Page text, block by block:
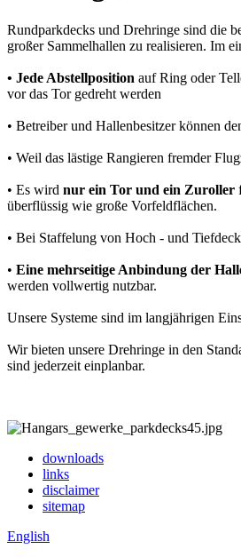
Rundparkdecks und Drehringe sind die
großer Sammelhallen zu realisieren. Im
• Jede Abstellposition auf Ring oder
vor das Tor gedreht werden
• Betreiber und Hallenbesitzer können
• Weil das lästige Rangieren fremder
• Es wird nur ein Tor und ein Zuroller
überflüssig wie große Vorfeldflächen.
• Bei Staffelung von Hoch - und
• Eine mehrseitige Anbindung der
werden vollwertig nutzbar.
Unsere Systeme sind im langjährigen
Wir bieten unsere Drehringe in den
sind jederzeit einplanbar.
downloads
links
disclaimer
sitemap
English